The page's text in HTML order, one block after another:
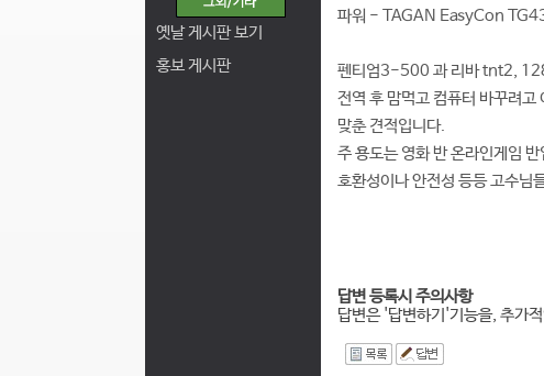
옛날 게시판 보기
홍보 게시판
파워 - TAGAN EasyCon
펜티엄3-500 과 리바 tnt2,
전역 후 맘먹고 컴퓨터 바꾸려고
맞춘 견적입니다.
주 용도는 영화 반 온라인게임 반
호환성이나 안전성 등등 고수님
답변 등록시 주의사항
답변은 '답변하기'기능을, 추가